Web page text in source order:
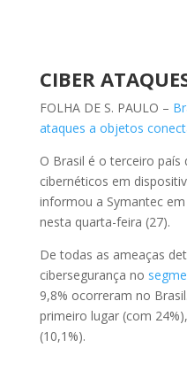
CIBER
FOLHA DE S. PAULO –
ataques a objetos
O Brasil é o terceiro país
cibernéticos em
informou a Symantec
nesta quarta-feira (27).
De todas as ameaças
cibersegurança no
9,8% ocorreram no
primeiro lugar (com
(10,1%).